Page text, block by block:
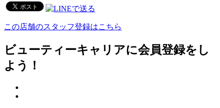
この店舗のスタッフ登録はこちら
ビューティーキャリアに会員登録をし
よう！